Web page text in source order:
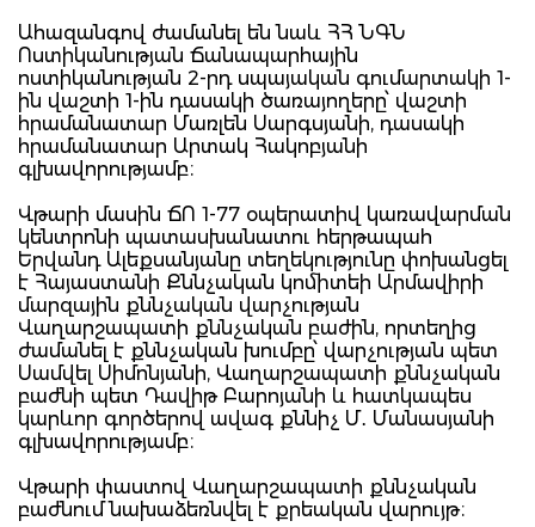
Ահազանգով ժամանել են նաև ՀՀ ՆԳՆ
Ոստիկանության Ճանապարհային
ոստիկանության 2-րդ սպայական գումարտակի 1-
ին վաշտի 1-ին դասակի ծառայողերը՝ վաշտի
հրամանատար Մառլեն Սարգսյանի, դասակի
հրամանատար Արտակ Հակոբյանի
գլխավորությամբ։
Վթարի մասին ՃՈ 1-77 օպերատիվ կառավարման
կենտրոնի պատասխանատու հերթապահ
Երվանդ Ալեքսանյանը տեղեկությունը փոխանցել
է Հայաստանի Քննչական կոմիտեի Արմավիրի
մարզային քննչական վարչության
Վաղարշապատի քննչական բաժին, որտեղից
ժամանել է քննչական խումբը՝ վարչության պետ
Սամվել Սիմոնյանի, Վաղարշապատի քննչական
բաժնի պետ Դավիթ Բարոյանի և հատկապես
կարևոր գործերով ավագ քննիչ Մ․ Մանասյանի
գլխավորությամբ։
Վթարի փաստով Վաղարշապատի քննչական
բաժնում նախաձեռնվել է քրեական վարույթ։